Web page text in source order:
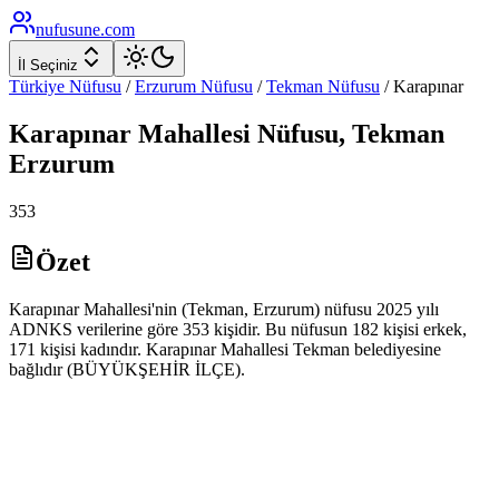
nufusune.com
İl Seçiniz
Türkiye Nüfusu / Erzurum Nüfusu / Tekman Nüfusu /Karapınar
Karapınar Mahallesi Nüfusu, Tekman
Erzurum
353
Özet
Karapınar Mahallesi'nin (Tekman, Erzurum) nüfusu 2025 yılı
ADNKS verilerine göre 353 kişidir. Bu nüfusun 182 kişisi erkek,
171 kişisi kadındır. Karapınar Mahallesi Tekman belediyesine
bağlıdır (BÜYÜKŞEHİR İLÇE).